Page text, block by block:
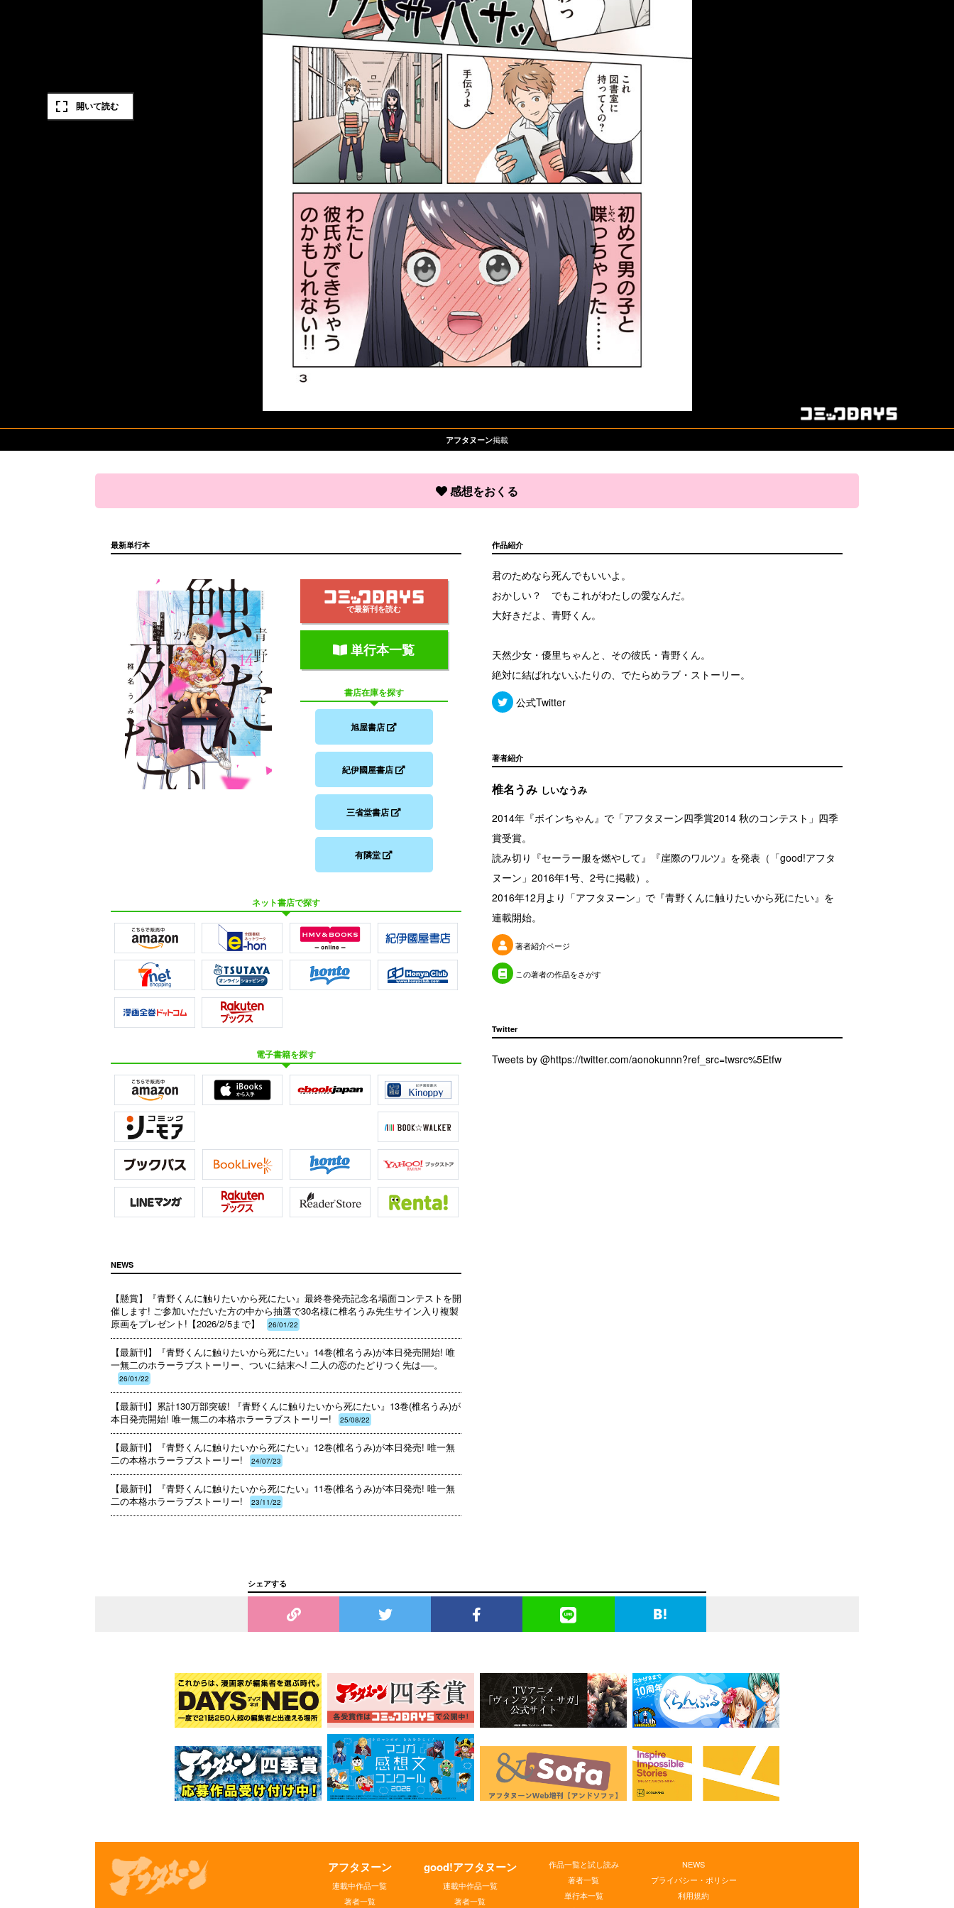
アフタヌーン掲載
感想をおくる
最新単行本
で最新刊を読む
単行本一覧
書店在庫を探す
旭屋書店
紀伊國屋書店
三省堂書店
有隣堂
ネット書店で探す
電子書籍を探す
作品紹介
君のためなら死んでもいいよ。
おかしい？ でもこれがわたしの愛なんだ。
大好きだよ、青野くん。
天然少女・優里ちゃんと、その彼氏・青野くん。
絶対に結ばれないふたりの、でたらめラブ・ストーリー。
公式Twitter
著者紹介
椎名うみ しいなうみ
2014年『ボインちゃん』で「アフタヌーン四季賞2014 秋のコンテスト」四季
賞受賞。
読み切り『セーラー服を燃やして』『崖際のワルツ』を発表（「good!アフタ
ヌーン」2016年1号、2号に掲載）。
2016年12月より「アフタヌーン」で『青野くんに触りたいから死にたい』を
連載開始。
著者紹介ページ
この著者の作品をさがす
Twitter
Tweets by @https://twitter.com/aonokunnn?ref_src=twsrc%5Etfw
NEWS
【懸賞】『青野くんに触りたいから死にたい』最終巻発売記念名場面コンテストを開
催します! ご参加いただいた方の中から抽選で30名様に椎名うみ先生サイン入り複製
原画をプレゼント!【2026/2/5まで】
26/01/22
【最新刊】『青野くんに触りたいから死にたい』14巻(椎名うみ)が本日発売開始! 唯
一無二のホラーラブストーリー、ついに結末へ! 二人の恋のたどりつく先は──。
26/01/22
【最新刊】累計130万部突破! 『青野くんに触りたいから死にたい』13巻(椎名うみ)が
本日発売開始! 唯一無二の本格ホラーラブストーリー!
25/08/22
【最新刊】『青野くんに触りたいから死にたい』12巻(椎名うみ)が本日発売! 唯一無
二の本格ホラーラブストーリー!
24/07/23
【最新刊】『青野くんに触りたいから死にたい』11巻(椎名うみ)が本日発売! 唯一無
二の本格ホラーラブストーリー!
23/11/22
シェアする
アフタヌーン
連載中作品一覧
著者一覧
good!アフタヌーン
連載中作品一覧
著者一覧
作品一覧と試し読み
著者一覧
単行本一覧
NEWS
プライバシー・ポリシー
利用規約